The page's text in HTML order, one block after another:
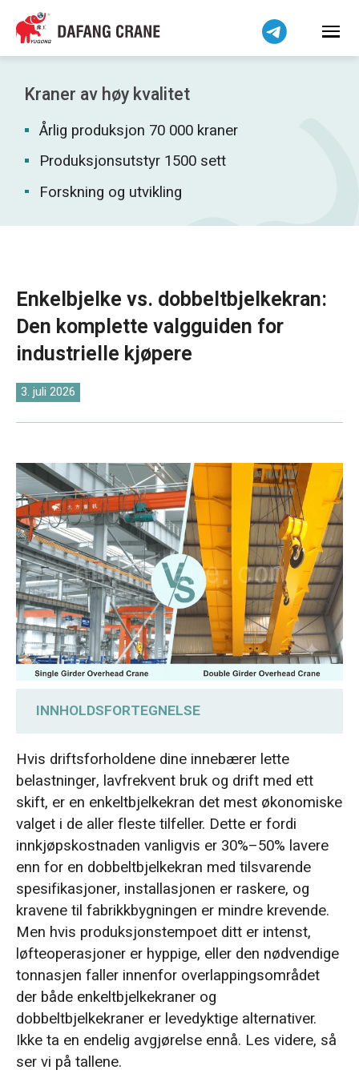
Kraner av høy kvalitet
Årlig produksjon 70 000 kraner
Produksjonsutstyr 1500 sett
Forskning og utvikling
Enkelbjelke vs. dobbeltbjelkekran:
Den komplette valgguiden for
industrielle kjøpere
3. juli 2026
INNHOLDSFORTEGNELSE
Den virkelige forskjellen i hjullast
Når en traverskran med én bjelke er det
smartere valget
TCO for traverskraner bestemmer hva du
bør kjøpe
I-bjelke vs. boksbjelke: Hva bjelketypen
betyr for kranavgjørelsen din
Hva skjer når du gjør feil: 5 feil ved valg
Feil 1: Fokuserer utelukkende på tonnasje
mens man ignorerer tjenesteklassen
Feil 2: Forfølger «større er bedre» og
Hvis driftsforholdene dine innebærer lette
belastninger, lavfrekvent bruk og drift med ett
skift, er en enkeltbjelkekran det mest økonomiske
valget i de aller fleste tilfeller. Dette er fordi
innkjøpskostnaden vanligvis er 30%–50% lavere
enn for en dobbeltbjelkekran med tilsvarende
spesifikasjoner, installasjonen er raskere, og
kravene til fabrikkbygningen er mindre krevende.
Men hvis produksjonstempoet ditt er intenst,
løfteoperasjoner er hyppige, eller den nødvendige
tonnasjen faller innenfor overlappingsområdet
der både enkeltbjelkekraner og
dobbeltbjelkekraner er levedyktige alternativer.
Ikke ta en endelig avgjørelse ennå. Les videre, så
ser vi på tallene.
हिन्दी
Bahasa Indonesia
Bahasa Melayu
Tiếng Việt
বাংলা
فارسی
Pilipino
Беларуская мова
Kiswahili
Dansk
O‘zbekcha